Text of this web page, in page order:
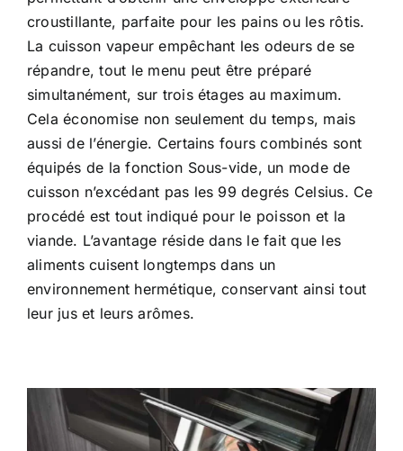
croustillante, parfaite pour les pains ou les rôtis.
La cuisson vapeur empêchant les odeurs de se
répandre, tout le menu peut être préparé
simultanément, sur trois étages au maximum.
Cela économise non seulement du temps, mais
aussi de l’énergie. Certains fours combinés sont
équipés de la fonction Sous-vide, un mode de
cuisson n’excédant pas les 99 degrés Celsius. Ce
procédé est tout indiqué pour le poisson et la
viande. L’avantage réside dans le fait que les
aliments cuisent longtemps dans un
environnement hermétique, conservant ainsi tout
leur jus et leurs arômes.